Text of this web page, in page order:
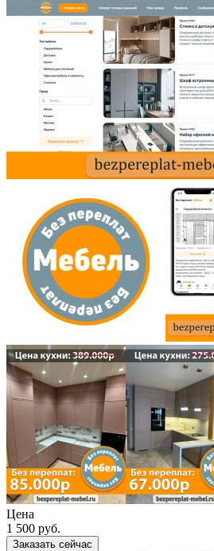
Цена
1 500 руб.
Заказать сейчас